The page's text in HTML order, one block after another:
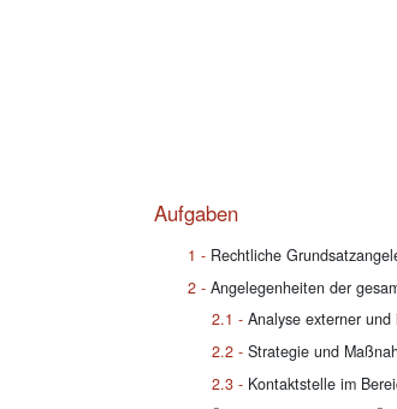
Aufgaben
Rechtliche
Angelegenheiten der
Analyse externer
Strategie und
Kontaktstelle im